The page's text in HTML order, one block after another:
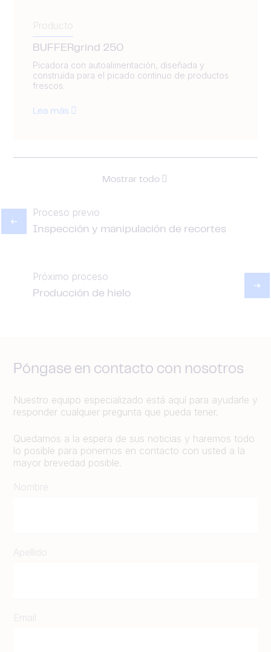
Producto
BUFFERgrind 250
Picadora con autoalimentación, diseñada y
construida para el picado continuo de productos
frescos.
Lea más
Mostrar todo
Proceso previo
Inspección y manipulación de recortes
Próximo proceso
Producción de hielo
Póngase en contacto con nosotros
Nuestro equipo especializado está aquí para ayudarle y
responder cualquier pregunta que pueda tener.
Quedamos a la espera de sus noticias y haremos todo
lo posible para ponernos en contacto con usted a la
mayor brevedad posible.
Nombre
Apellido
Email